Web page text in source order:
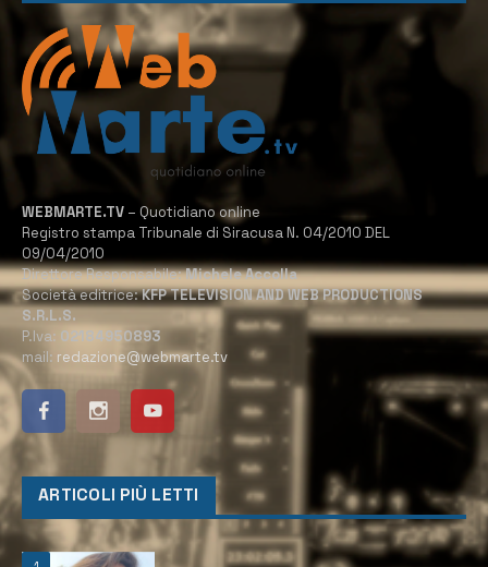
WEBMARTE.TV – Quotidiano online
Registro stampa Tribunale di Siracusa N. 04/2010 DEL
09/04/2010
Direttore Responsabile:Michele Accolla
Società editrice:KFP TELEVISION AND WEB PRODUCTIONS
S.R.L.S.
P.Iva: 02184950893
mail: redazione@webmarte.tv
ARTICOLI PIÙ LETTI